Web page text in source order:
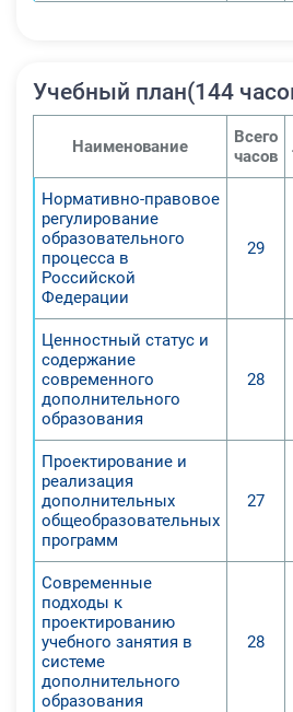
Учебный план(144
Наименование
Всего
часов
Нормативно-правовое
регулирование
образовательного
процесса в
Российской
Федерации
29
Ценностный статус и
содержание
современного
дополнительного
образования
28
Проектирование и
реализация
дополнительных
общеобразовательных
программ
27
Современные
подходы к
проектированию
учебного занятия в
системе
дополнительного
образования
28